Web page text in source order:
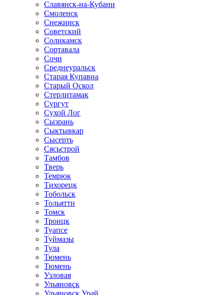
Славянск-на-Кубани
Смоленск
Снежинск
Советский
Соликамск
Сортавала
Сочи
Среднеуральск
Старая Купавна
Старый Оскол
Стерлитамак
Сургут
Сухой Лог
Сызрань
Сыктывкар
Сысерть
Сясьстрой
Тамбов
Тверь
Темрюк
Тихорецк
Тобольск
Тольятти
Томск
Троицк
Туапсе
Туймазы
Тула
Тюмень
Тюмень
Узловая
Ульяновск
Ульяновск Урай